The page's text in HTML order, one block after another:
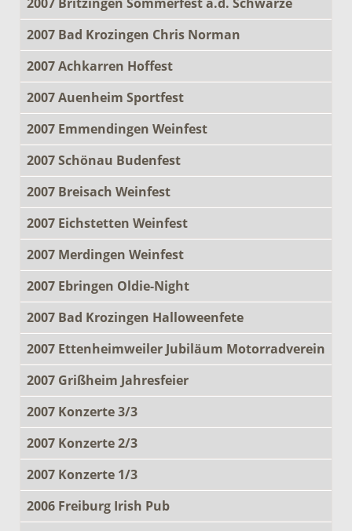
2007 Bad Krozingen Chris Norman
2007 Achkarren Hoffest
2007 Auenheim Sportfest
2007 Emmendingen Weinfest
2007 Schönau Budenfest
2007 Breisach Weinfest
2007 Eichstetten Weinfest
2007 Merdingen Weinfest
2007 Ebringen Oldie-Night
2007 Bad Krozingen Halloweenfete
2007 Ettenheimweiler Jubiläum Motorradverein
2007 Grißheim Jahresfeier
2007 Konzerte 3/3
2007 Konzerte 2/3
2007 Konzerte 1/3
2006 Freiburg Irish Pub